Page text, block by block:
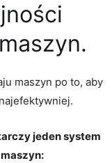
maszyn po to, aby
jeden system